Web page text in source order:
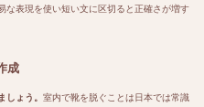
な表現を使い短い文に区切ると正確さが増す
成
しょう。 室内で靴を脱ぐことは日本では常識